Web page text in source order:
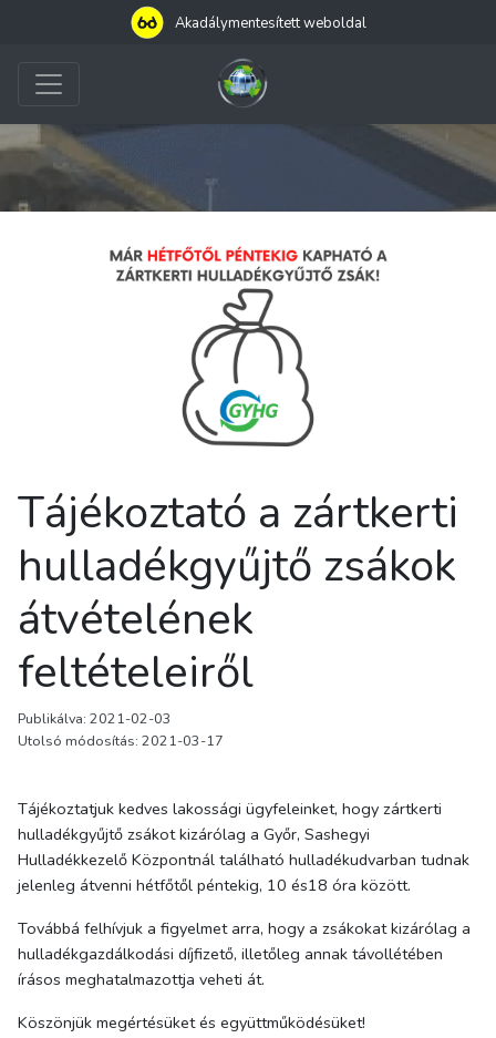
Akadálymentesített weboldal
Tájékoztató a zártkerti
hulladékgyűjtő zsákok
átvételének
feltételeiről
Publikálva: 2021-02-03
Utolsó módosítás: 2021-03-17
Tájékoztatjuk kedves lakossági ügyfeleinket, hogy zártkerti
hulladékgyűjtő zsákot kizárólag a Győr, Sashegyi
Hulladékkezelő Központnál található hulladékudvarban tudnak
jelenleg átvenni hétfőtől péntekig, 10 és18 óra között.
Továbbá felhívjuk a figyelmet arra, hogy a zsákokat kizárólag a
hulladékgazdálkodási díjfizető, illetőleg annak távollétében
írásos meghatalmazottja veheti át.
Köszönjük megértésüket és együttműködésüket!